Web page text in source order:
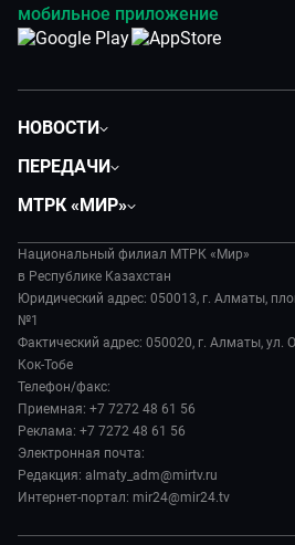
мобильное приложение
НОВОСТИ
Экономика
Происшествия
Наука и технологии
Здоровье и медицина
Спорт
Авто
Культура
ПЕРЕДАЧИ
Вместе выгодно
Евразия. Культурно
Евразия. Регионы
Наши иностранцы
Пять причин поехать в...
Сделано в Содружестве
МТРК «МИР»
История
Руководство
Лица мира
Новости
Пресса о нас
Карьера
Реклама
Обратная связь
Национальный филиал МТРК «Мир»
в Республике Казахстан
Юридический адрес: 050013, г. Алматы,
№1
Фактический адрес: 050020, г. Алматы, ул.
Кок-Тобе
Телефон/факс:
Приемная: +7 7272 48 61 56
Реклама: +7 7272 48 61 56
Электронная почта:
Редакция: almaty_adm@mirtv.ru
Интернет-портал: mir24@mir24.tv